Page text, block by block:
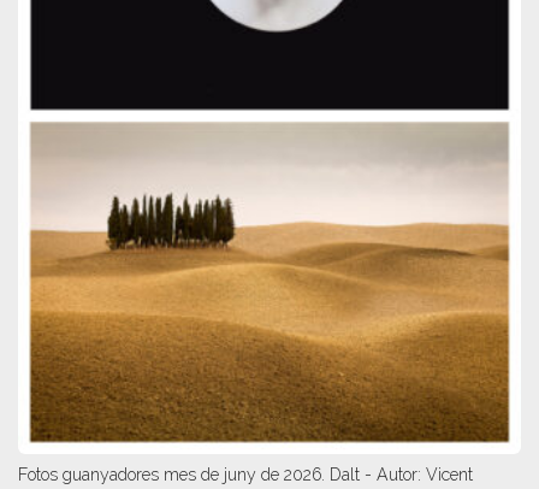
Fotos guanyadores mes de juny de 2026. Dalt - Autor: Vicent